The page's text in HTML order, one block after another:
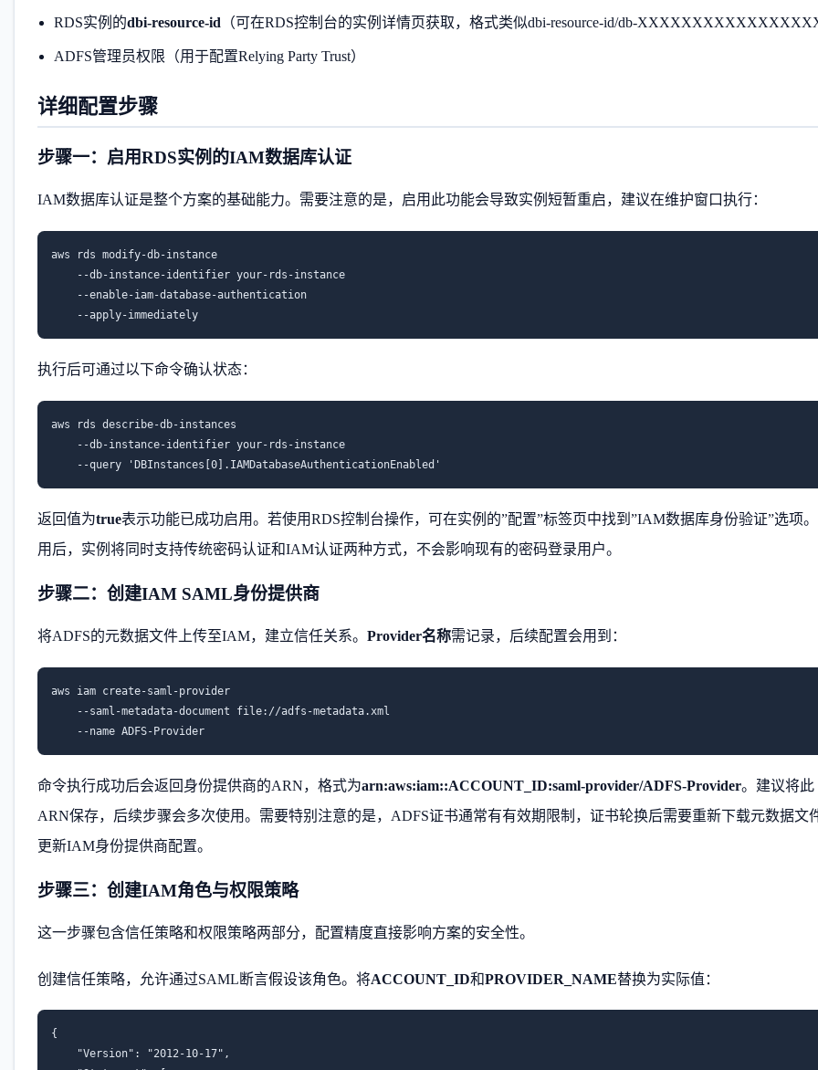
RDS实例的dbi-resource-id （可在RDS控制台的实例详情页获取，格式类似dbi-resource-id/db-
ADFS管理员权限（用于配置Relying Party Trust）
详细配置步骤
步骤一：启用RDS实例的IAM数据库认证
IAM数据库认证是整个方案的基础能力。需要注意的是，启用此功能会导致实例短暂重启，建议在维护窗口执行：
aws rds modify-db-instance
    --db-instance-identifier your-rds-instance
    --enable-iam-database-authentication
    --apply-immediately
执行后可通过以下命令确认状态：
aws rds describe-db-instances
    --db-instance-identifier your-rds-instance
    --query 'DBInstances[0].IAMDatabaseAuthenticationEnabled'
返回值为true表示功能已成功启用。若使用RDS控制台操作，可在实例的”配置”标签页中找到”IAM数据库身份验证”选项
用后，实例将同时支持传统密码认证和IAM认证两种方式，不会影响现有的密码登录用户。
步骤二：创建IAM SAML身份提供商
将ADFS的元数据文件上传至IAM，建立信任关系。 Provider名称需记录，后续配置会用到：
aws iam create-saml-provider
    --saml-metadata-document file://adfs-metadata.xml
    --name ADFS-Provider
命令执行成功后会返回身份提供商的ARN，格式为arn:aws:iam::ACCOUNT_ID:saml-provider/ADFS-Provider。建议将此
ARN保存，后续步骤会多次使用。需要特别注意的是，ADFS证书通常有有效期限制，证书轮换后需要重新下载元数据文
更新IAM身份提供商配置。
步骤三：创建IAM角色与权限策略
这一步骤包含信任策略和权限策略两部分，配置精度直接影响方案的安全性。
创建信任策略，允许通过SAML断言假设该角色。将ACCOUNT_ID和PROVIDER_NAME替换为实际值：
{
    "Version": "2012-10-17",